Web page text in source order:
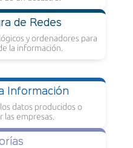
de Redes
y ordenadores para
la información.
Información
datos producidos o
las empresas.